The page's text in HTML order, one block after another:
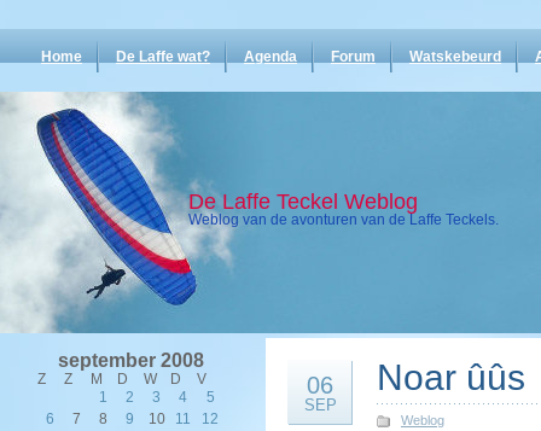
Home De Laffe wat? Agenda Forum Watskebeurd
De Laffe Teckel Weblog
Weblog van de avonturen van de Laffe Teckels.
september 2008
Z Z M D W D
V
1
2 3 4
5
6
7 8 9 10 11
12
06
SEP
Noar ûûs
Weblog